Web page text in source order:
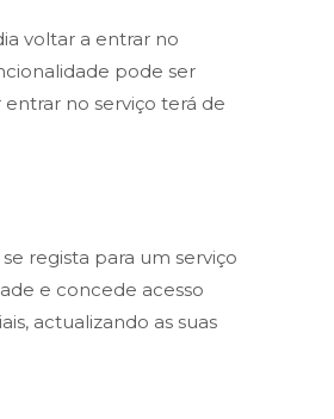
voltar a entrar no
pode ser
no serviço terá de
regista para um serviço
e concede acesso
actualizando as suas